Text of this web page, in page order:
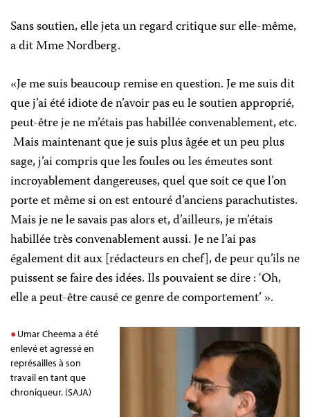
Sans soutien, elle jeta un regard critique sur elle-même,
a dit MmeNordberg.
«Je me suis beaucoup remise en question. Je me suis dit
quej’ai été idiote de n’avoir pas eu le soutien approprié,
peut-être je ne m’étais pas habillée convenablement, etc.
Mais maintenant que je suis plus âgée et un peu plus
sage, j’ai compris que les foules ou les émeutes sont
incroyablement dangereuses, quel que soit ce que l’on
porte et même si on est entouré d’anciens parachutistes.
Mais je ne le savais pas alors et, d’ailleurs, je m’étais
habillée très convenablement aussi. Je ne l’ai pas
également dit aux [rédacteurs en chef], de peur qu’ils ne
puissent se faire des idées. Ils pouvaient se dire : ‘Oh,
elle a peut-être causé ce genre de comportement’ ».
Umar Cheema a été
enlevé et agressé en
représailles à son
travail en tant que
chroniqueur. (SAJA)